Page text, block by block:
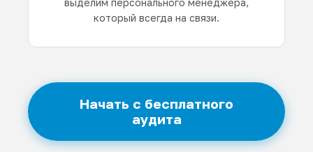
выделим персонального менеджера,
который всегда на связи.
Начать с бесплатного
аудита